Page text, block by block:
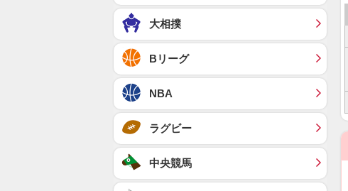
大相撲
Bリーグ
NBA
ラグビー
中央競馬